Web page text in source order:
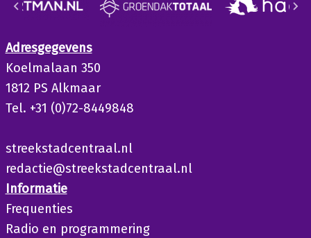
Adresgegevens
Koelmalaan 350
1812 PS Alkmaar
Tel. +31 (0)72-8449848
streekstadcentraal.nl
redactie@streekstadcentraal.nl
Informatie
Frequenties
Radio en programmering